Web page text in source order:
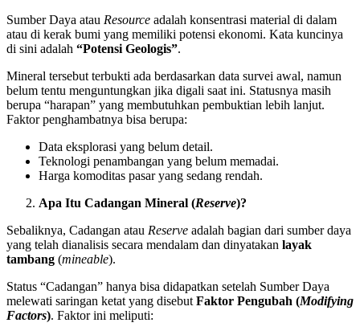
Sumber Daya atau Resource adalah konsentrasi material di dalam
atau di kerak bumi yang memiliki potensi ekonomi. Kata kuncinya
di sini adalah “Potensi Geologis”.
Mineral tersebut terbukti ada berdasarkan data survei awal, namun
belum tentu menguntungkan jika digali saat ini. Statusnya masih
berupa “harapan” yang membutuhkan pembuktian lebih lanjut.
Faktor penghambatnya bisa berupa:
Data eksplorasi yang belum detail.
Teknologi penambangan yang belum memadai.
Harga komoditas pasar yang sedang rendah.
Apa Itu Cadangan Mineral (Reserve)?
Sebaliknya, Cadangan atau Reserve adalah bagian dari sumber daya
yang telah dianalisis secara mendalam dan dinyatakan layak
tambang (mineable).
Status “Cadangan” hanya bisa didapatkan setelah Sumber Daya
melewati saringan ketat yang disebut Faktor Pengubah (Modifying
Factors). Faktor ini meliputi: